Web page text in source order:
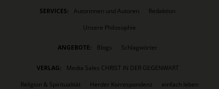
SERVICES: Autorinnen und Autoren
Redaktion
Unsere Philosophie
ANGEBOTE: Blogs Schlagwörter
VERLAG:
Media Sales CHRIST IN DER GEGENWART
Religion & Spiritualität
Herder Korrespondenz
einfach leben